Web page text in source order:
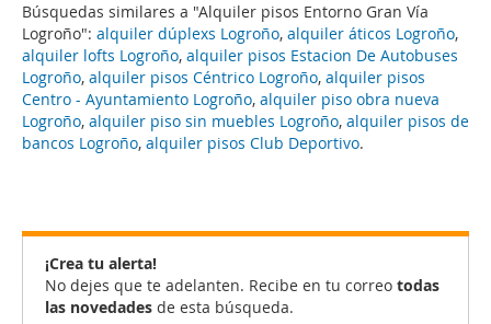
Búsquedas similares a "Alquiler pisos Entorno Gran Vía
Logroño": alquiler dúplexs Logroño, alquiler áticos Logroño,
alquiler lofts Logroño, alquiler pisos Estacion De Autobuses
Logroño, alquiler pisos Céntrico Logroño, alquiler pisos
Centro - Ayuntamiento Logroño, alquiler piso obra nueva
Logroño, alquiler piso sin muebles Logroño, alquiler pisos de
bancos Logroño, alquiler pisos Club Deportivo.
¡Crea tu alerta!
No dejes que te adelanten. Recibe en tu correo todas
las novedades de esta búsqueda.